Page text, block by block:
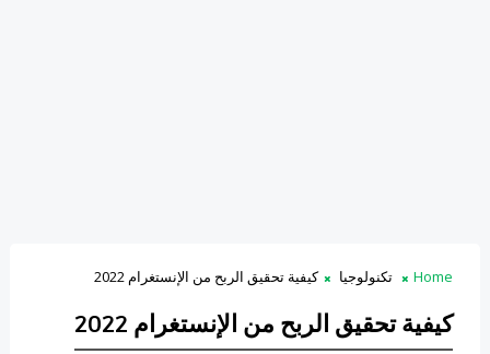
Home تكنولوجيا كيفية تحقيق الربح من الإنستغرام 2022
كيفية تحقيق الربح من الإنستغرام 2022